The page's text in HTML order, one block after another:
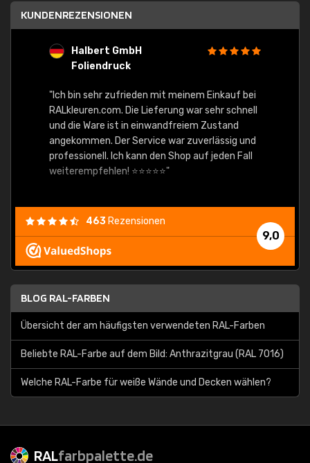
KUNDENREZENSIONEN
Halbert GmbH
Foliendruck
"Ich bin sehr zufrieden mit meinem Einkauf bei
RALkleuren.com. Die Lieferung war sehr schnell
und die Ware ist in einwandfreiem Zustand
angekommen. Der Service war zuverlässig und
professionell. Ich kann den Shop auf jeden Fall
weiterempfehlen! ⭐⭐⭐⭐⭐"
9,0
463 Rezensionen
BLOG RAL-FARBEN
Übersicht der am häufigsten verwendeten RAL-Farben
Beliebte RAL-Farbe auf dem Bild: Anthrazitgrau (RAL 7016)
Welche RAL-Farbe für weiße Wände und Decken wählen?
RALfarbpalette.de